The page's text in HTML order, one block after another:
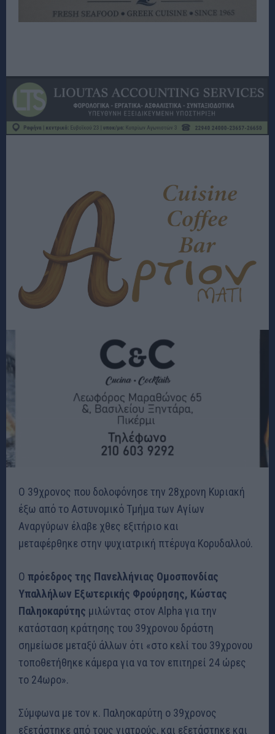
Ο 39χρονος που δολοφόνησε την 28χρονη Κυριακή
έξω από το Αστυνομικό Τμήμα των Αγίων
Αναργύρων έλαβε χθες εξιτήριο και
μεταφέρθηκε στην ψυχιατρική πτέρυγα Κορυδαλλού.
Ο πρόεδρος της Πανελλήνιας Ομοσπονδίας
Υπαλλήλων Εξωτερικής Φρούρησης, Κώστας
Παληοκαρύτης μιλώντας στον Alpha για την
κατάσταση κράτησης του 39χρονου δράστη
σημείωσε μεταξύ άλλων ότι «στο κελί του 39χρονου
τοποθετήθηκε κάμερα για να τον επιτηρεί 24 ώρες
το 24ωρο».
Σύμφωνα με τον κ. Παληοκαρύτη ο 39χρονος
εξετάστηκε από τους γιατρούς, και εξετάστηκε και